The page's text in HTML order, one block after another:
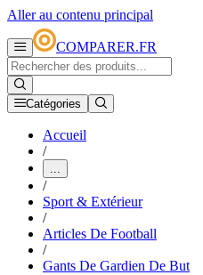
Aller au contenu principal
COMPARER.FR
Catégories
Accueil
/
...
/
Sport & Extérieur
/
Articles De Football
/
Gants De Gardien De But